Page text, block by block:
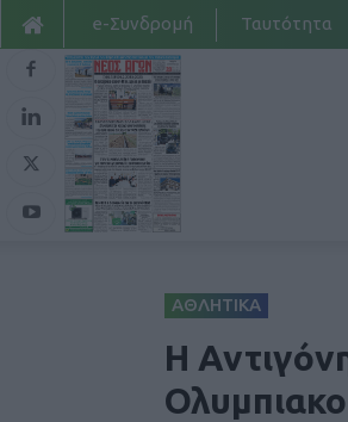
e-Συνδρομή Ταυτότητα
ΑΘΛΗΤΙΚΑ
Η